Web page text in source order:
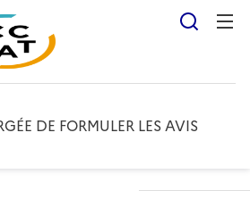
DE FORMULER LES AVIS